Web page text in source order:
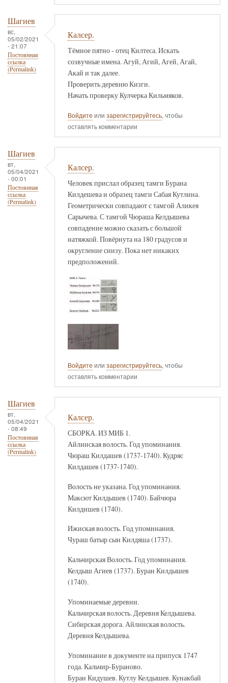
Шагиев
вс,
05/02/2021
- 21:07
Постоянная
ссылка
(Permalink)
Калсер.
Тёмное пятно - отец Килтеса. Искать
созвучные имена. Агуй, Агий, Агей, Агай,
Акай и так далее.
Проверить деревню Кизги.
Начать проверку Кулчерка Кильмяков.
Войдите или зарегистрируйтесь, чтобы
оставлять комментарии
Шагиев
вт,
05/04/2021
- 00:01
Постоянная
ссылка
(Permalink)
Калсер.
Человек прислал образец тамги Бурана
Килдешева и образец тамги Сабая Кутлина.
Геометрически совпадают с тамгой Аликея
Сарычева. С тамгой Чюраша Келдышева
совпадение можно сказать с большой
натяжкой. Повёрнута на 180 градусов и
округление снизу. Пока нет никаких
предположений.
Войдите или зарегистрируйтесь, чтобы
оставлять комментарии
Шагиев
вт,
05/04/2021
- 08:49
Постоянная
ссылка
(Permalink)
Калсер.
СБОРКА. ИЗ МИБ 1.
Айлинская волость. Год упоминания.
Чюраш Килдашев (1737-1740). Кудряс
Килдашев (1737-1740).
Волость не указана. Год упоминания.
Максют Килдышев (1740). Байчюра
Килдишев (1740).
Ижиская волость. Год упоминания.
Чураш батыр сын Килдяша (1737).
Кальчирская Волость. Год упоминания.
Келдыш Агиев (1737). Буран Килдышев
(1740).
Упоминаемые деревни.
Кальчирская волость. Деревня Келдышева.
Сибирская дорога. Айлинская волость.
Деревня Келдышева.
Упоминание в документе на припуск 1747
года. Кальчир-Бураново.
Буран Кидушев. Кутлу Келдышев. Кунакбай